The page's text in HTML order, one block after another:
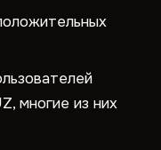
многие из них